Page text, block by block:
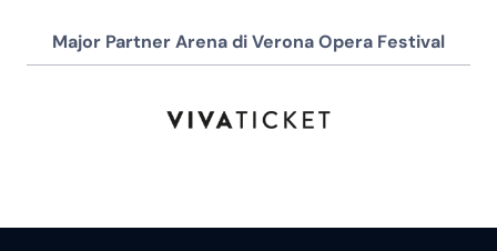
Major Partner Arena di Verona Opera Festival